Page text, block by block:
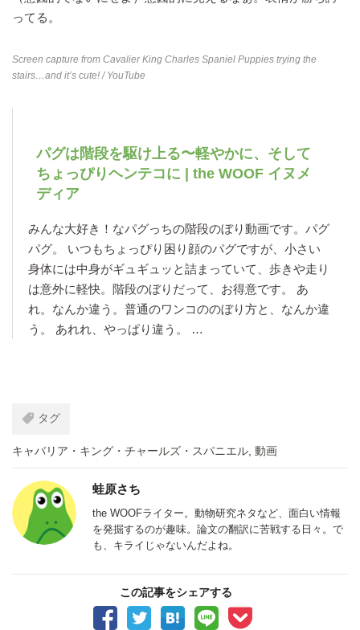
ってる。
Screen capture from Cavalier King Charles Spaniel Puppies trying the
stairs…and it’s cute! / YouTube
パグは階段を駆け上る〜軽やかに、そして
ちょっぴりヘンテコに | the WOOF イヌメ
ディア
みんな大好き！なパグっちの階段のぼり動画です。パグ
パグ。 いつもちょっぴり困り顔のパグですが、小さい
身体には中身がギュギュッと詰まっていて、歩きや走り
は意外に軽快。階段のぼりだって、お得意です。 あ
れ。なんか違う。普通のワンコののぼり方と、なんか違
う。 あれれ、やっぱり違う。 …
タグ
キャバリア・キング・チャールズ・スパニエル 動画
蛙原さち
the WOOFライター。動物研究ネタなど、面白い情報
を発掘するのが趣味。論文の翻訳に苦戦する日々。で
も、キライじゃないんだよね。
この記事をシェアする